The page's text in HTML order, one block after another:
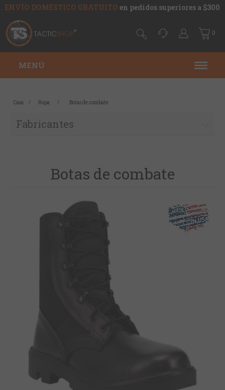
ENVÍO DOMÉSTICO GRATUITO en pedidos superiores a $300
0
MENÚ
Casa / Ropa / Botas de combate
Fabricantes
Botas de combate